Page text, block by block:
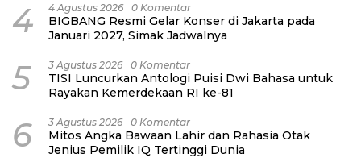
4 4 Agustus 2026 0 Komentar
BIGBANG Resmi Gelar Konser di Jakarta pada
Januari 2027, Simak Jadwalnya
5 3 Agustus 2026 0 Komentar
TISI Luncurkan Antologi Puisi Dwi Bahasa untuk
Rayakan Kemerdekaan RI ke-81
6 3 Agustus 2026 0 Komentar
Mitos Angka Bawaan Lahir dan Rahasia Otak
Jenius Pemilik IQ Tertinggi Dunia